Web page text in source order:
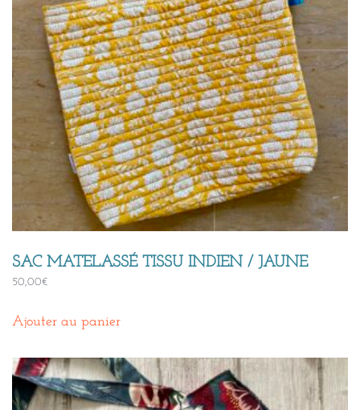
SAC MATELASSÉ TISSU INDIEN / JAUNE
50,00€
Ajouter au panier